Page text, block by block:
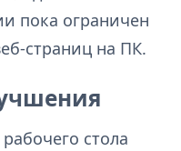
пока ограничен
страниц на ПК.
стола